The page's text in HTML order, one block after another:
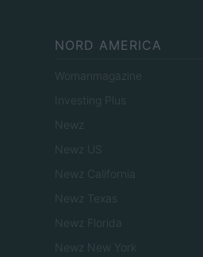
NORD AMERICA
Womanmagazine
Investing Plus
Newz
Newz US
Newz California
Newz Texas
Newz Florida
Newz New York